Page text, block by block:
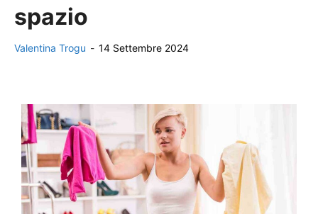
spazio
Valentina Trogu - 14 Settembre 2024